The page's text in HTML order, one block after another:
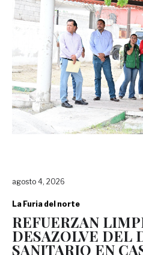
agosto 4, 2026
La Furia del norte
REFUERZAN
DESAZOLVE DEL
SANITARIO EN